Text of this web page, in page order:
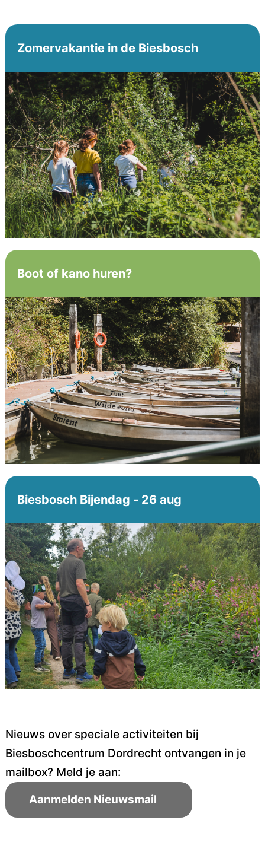
Zomervakantie in de Biesbosch
Boot of kano huren?
Biesbosch Bijendag - 26 aug
Nieuws over speciale activiteiten bij
Biesboschcentrum Dordrecht ontvangen in je
mailbox? Meld je aan:
Aanmelden Nieuwsmail